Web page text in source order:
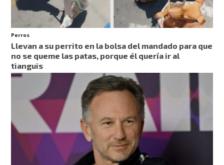
Perros
Llevan a su perrito en la bolsa del mandado para que
no se queme las patas, porque él quería ir al
tianguis